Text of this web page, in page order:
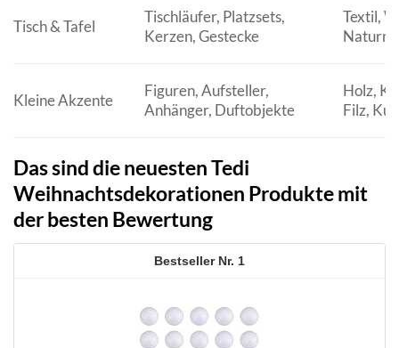
Tisch & Tafel
Tischläufer, Platzsets,
Kerzen, Gestecke
Textil,
Kleine Akzente
Figuren, Aufsteller,
Anhänger, Duftobjekte
Holz,
Filz,
Das sind die neuesten Tedi
Weihnachtsdekorationen Produkte mit
der besten Bewertung
1